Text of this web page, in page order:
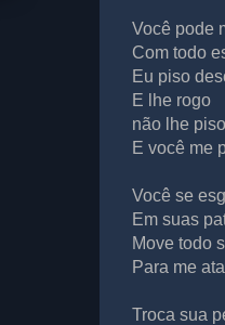
Você pode
Com todo
Eu piso
E lhe rogo
não lhe piso
E você me
Você se
Em suas
Move todo
Para me
Troca sua